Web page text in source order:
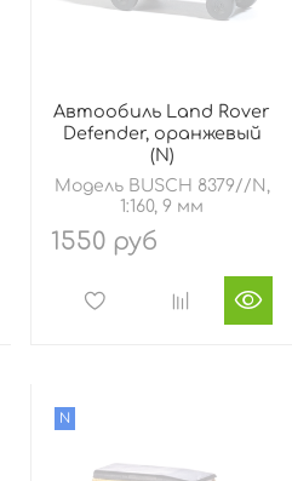
Автообиль Land Rover
Defender, оранжевый
(N)
Модель BUSCH 8379//N,
1:160, 9 мм
1550 руб
N